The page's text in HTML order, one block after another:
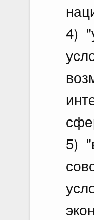
4)
5)